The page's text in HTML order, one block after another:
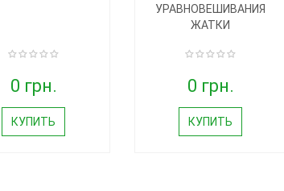
0 грн.
КУПИТЬ
УРАВНОВЕШИВАНИЯ
ЖАТКИ
0 грн.
КУПИТЬ